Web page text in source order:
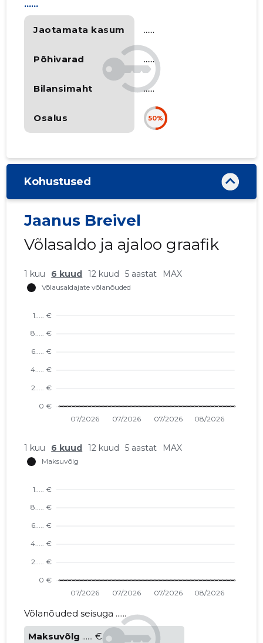
Jaotamata kasum
Põhivarad
Bilansimaht
Osalus
......
......
......
......
50%
Kohustused
Jaanus Breivel
Võlasaldo ja ajaloo graafik
1 kuu 6 kuud 12 kuud 5 aastat MAX
1 kuu 6 kuud 12 kuud 5 aastat MAX
Võlanõuded seisuga ......
Maksuvõlg ...... €